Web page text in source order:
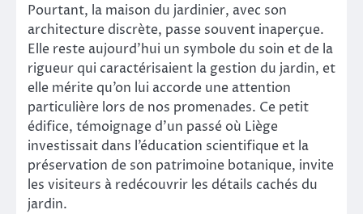
Pourtant, la maison du jardinier, avec son
architecture discrète, passe souvent inaperçue.
Elle reste aujourd’hui un symbole du soin et de la
rigueur qui caractérisaient la gestion du jardin, et
elle mérite qu’on lui accorde une attention
particulière lors de nos promenades. Ce petit
édifice, témoignage d’un passé où Liège
investissait dans l’éducation scientifique et la
préservation de son patrimoine botanique, invite
les visiteurs à redécouvrir les détails cachés du
jardin.